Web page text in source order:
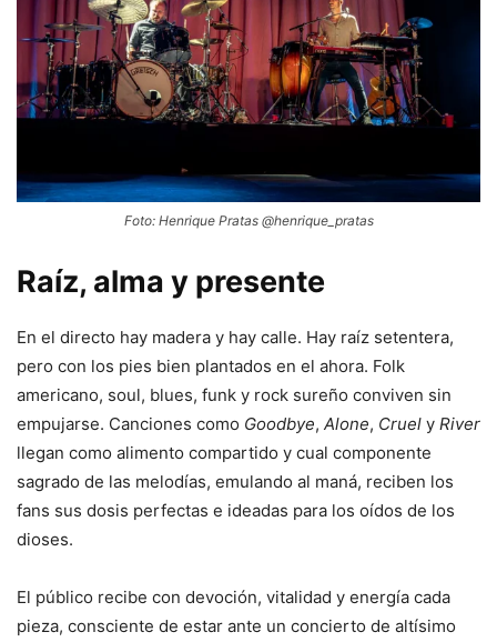
Foto: Henrique Pratas @henrique_pratas
Raíz, alma y presente
En el directo hay madera y hay calle. Hay raíz setentera,
pero con los pies bien plantados en el ahora. Folk
americano, soul, blues, funk y rock sureño conviven sin
empujarse. Canciones como Goodbye, Alone, Cruel y River
llegan como alimento compartido y cual componente
sagrado de las melodías, emulando al maná, reciben los
fans sus dosis perfectas e ideadas para los oídos de los
dioses.
El público recibe con devoción, vitalidad y energía cada
pieza, consciente de estar ante un concierto de altísimo